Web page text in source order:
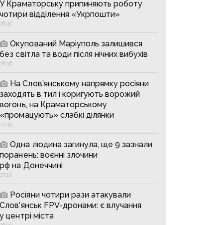
У Краматорську припиняють роботу
чотири відділення «Укрпошти»
08:46
Окупований Маріуполь залишився
без світла та води після нічних вибухів
08:36
На Слов’янському напрямку росіяни
заходять в тил і коригують ворожий
вогонь, на Краматорському
«промацують» слабкі ділянки
07:45
Одна людина загинула, ще 9 зазнали
поранень: воєнні злочини
рф на Донеччині
07:16
Росіяни чотири рази атакували
Слов’янськ FPV-дронами: є влучання
у центрі міста